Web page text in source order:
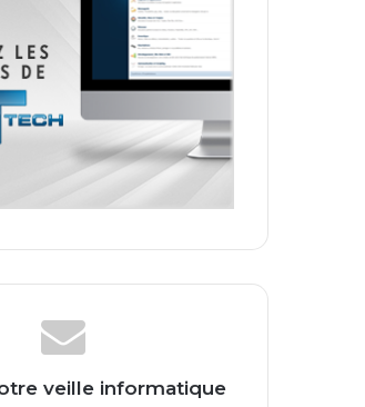
veille informatique